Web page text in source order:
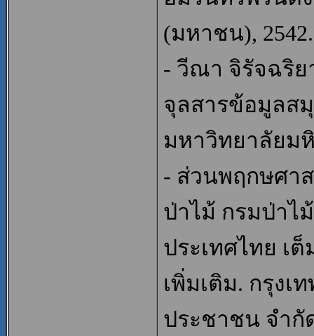
(มหาชน), 2542.
- วีณา จิรัจฉริ
จุลสารข้อมูลส
มหาวิทยาลัยมหิ
- ส่วนพฤกษศา
ป่าไม้ กรมป่าไ
ประเทศไทย เ
เพิ่มเติม. กรุง
ประชาชน จำกั